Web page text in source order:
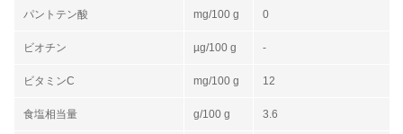
パントテン酸 mg/100 g 0
ビオチン µg/100 g -
ビタミンC mg/100 g 12
食塩相当量 g/100 g 3.6